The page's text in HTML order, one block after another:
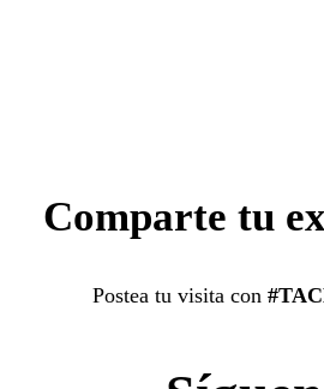
Comparte tu
Postea tu visita con